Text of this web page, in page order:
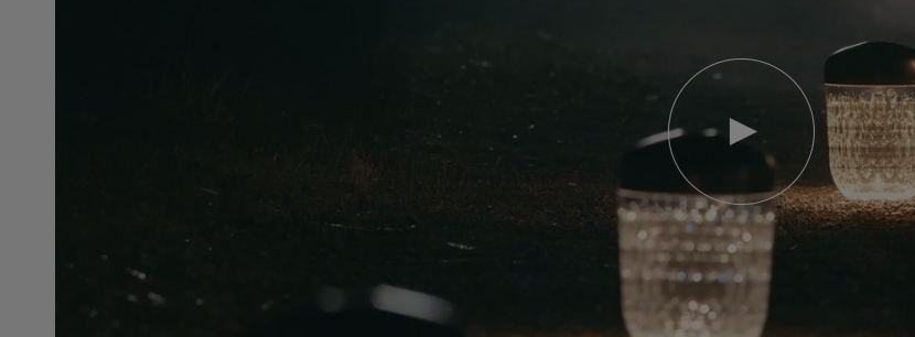
Video
YouTube,
lampada
portatile
mini
Folia